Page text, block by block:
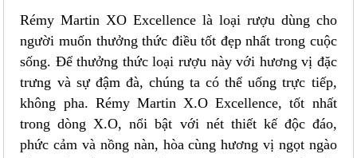
Rémy Martin XO Excellence là loại rượu dùng cho
người muốn thưởng thức điều tốt đẹp nhất trong cuộc
sống. Để thưởng thức loại rượu này với hương vị đặc
trưng và sự đậm đà, chúng ta có thể uống trực tiếp,
không pha. Rémy Martin X.O Excellence, tốt nhất
trong dòng X.O, nổi bật với nét thiết kế độc đáo,
phức cảm và nồng nàn, hòa cùng hương vị ngọt ngào